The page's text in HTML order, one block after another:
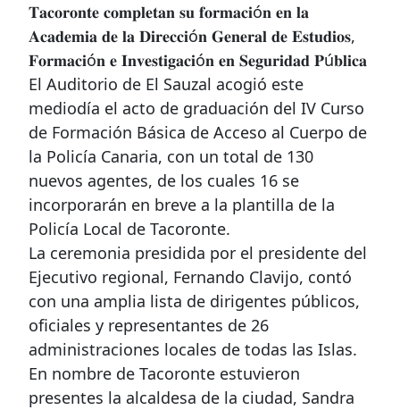
𝐓𝐚𝐜𝐨𝐫𝐨𝐧𝐭𝐞 𝐜𝐨𝐦𝐩𝐥𝐞𝐭𝐚𝐧 𝐬𝐮 𝐟𝐨𝐫𝐦𝐚𝐜𝐢ó𝐧 𝐞𝐧 𝐥𝐚
𝐀𝐜𝐚𝐝𝐞𝐦𝐢𝐚 𝐝𝐞 𝐥𝐚 𝐃𝐢𝐫𝐞𝐜𝐜𝐢ó𝐧 𝐆𝐞𝐧𝐞𝐫𝐚𝐥 𝐝𝐞 𝐄𝐬𝐭𝐮𝐝𝐢𝐨𝐬,
𝐅𝐨𝐫𝐦𝐚𝐜𝐢ó𝐧 𝐞 𝐈𝐧𝐯𝐞𝐬𝐭𝐢𝐠𝐚𝐜𝐢ó𝐧 𝐞𝐧 𝐒𝐞𝐠𝐮𝐫𝐢𝐝𝐚𝐝 𝐏ú𝐛𝐥𝐢𝐜𝐚
El Auditorio de El Sauzal acogió este
mediodía el acto de graduación del IV Curso
de Formación Básica de Acceso al Cuerpo de
la Policía Canaria, con un total de 130
nuevos agentes, de los cuales 16 se
incorporarán en breve a la plantilla de la
Policía Local de Tacoronte.
La ceremonia presidida por el presidente del
Ejecutivo regional, Fernando Clavijo, contó
con una amplia lista de dirigentes públicos,
oficiales y representantes de 26
administraciones locales de todas las Islas.
En nombre de Tacoronte estuvieron
presentes la alcaldesa de la ciudad, Sandra